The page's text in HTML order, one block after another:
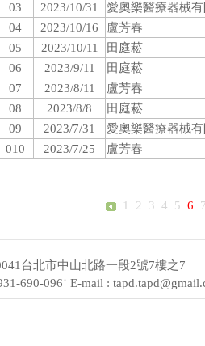
03
2023/10/31 愛奧樂醫療器械有
04
2023/10/16 盧芳春
05
2023/10/11 田庭菘
06
2023/9/11 田庭菘
07
2023/8/11 盧芳春
08
2023/8/8 田庭菘
09
2023/7/31 愛奧樂醫療器械有
010
2023/7/25 盧芳春
1 2 3 4 5 6 7
台北市中山北路一段2號7樓之7
690-096˙ E-mail :